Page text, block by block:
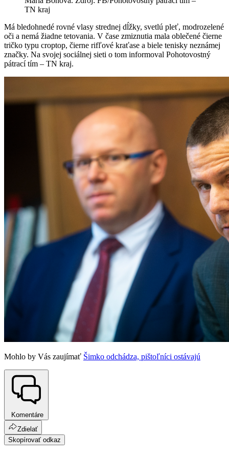
TN kraj
Má bledohnedé rovné vlasy strednej dĺžky, svetlú pleť, modrozelené
oči a nemá žiadne tetovania. V čase zmiznutia mala oblečené čierne
tričko typu croptop, čierne rifľové kraťase a biele tenisky neznámej
značky. Na svojej sociálnej sieti o tom informoval Pohotovostný
pátrací tím – TN kraj.
Mohlo by Vás zaujímať Šimko odchádza, pištoľníci ostávajú
Komentáre
Zdielať
Skopírovať odkaz